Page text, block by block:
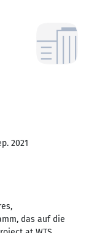
2021
das auf die